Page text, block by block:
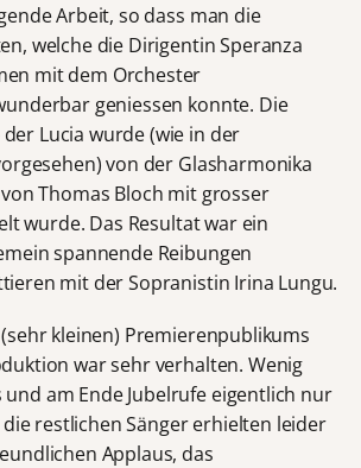
Arbeit, so dass man die
welche die Dirigentin Speranza
mit dem Orchester
geniessen konnte. Die
Lucia wurde (wie in der
von der Glasharmonika
Thomas Bloch mit grosser
wurde. Das Resultat war ein
spannende Reibungen
mit der Sopranistin Irina Lungu.
kleinen) Premierenpublikums
war sehr verhalten. Wenig
am Ende Jubelrufe eigentlich nur
restlichen Sänger erhielten leider
Applaus, das